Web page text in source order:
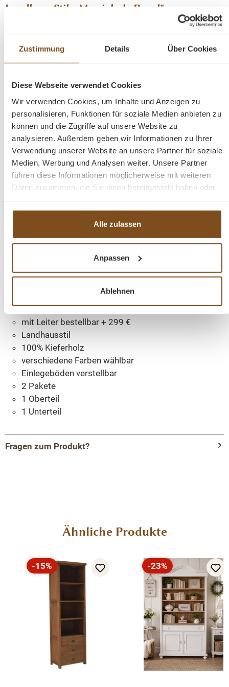
Zustimmung Details Über Cookies
Diese Webseite verwendet Cookies
Wir verwenden Cookies, um Inhalte und Anzeigen zu
personalisieren, Funktionen für soziale Medien anbieten zu
können und die Zugriffe auf unsere Website zu
analysieren. Außerdem geben wir Informationen zu Ihrer
Verwendung unserer Website an unsere Partner für soziale
Medien, Werbung und Analysen weiter. Unsere Partner
führen diese Informationen möglicherweise mit weiteren
Daten zusammen, die Sie ihnen bereitgestellt haben oder
haben.
Alle zulassen
Anpassen
Ablehnen
Landhaus Stil - Massivholz Regal"
Unsere Landhaus Möbel werden aus 100 % massivem
Kiefernholz hergestellt. Ein besonderes Highlight sind
Arbeitsplatte, die sich über kleine Griffe herausziehen
lassen. Neben viel Stauraum im oberen Teil mit viel Platz
für Ideen, dekorative Accessoires und Bücher, bietet der
untere Stauraum mit Türen und Schubladen noch
zusätzliche Ablagemöglichkeiten. Die Beschläge und
Griffe sind aus Metall unterstreichen den stilvollen
Landhaus Stil. Das kann mit oder ohne Regal geliefert
werden. Jedes Möbelstück ist kann duch eine
individuelle Farbkombination und verschiedene
erstrahlen lassen, sondern durch seine Langlebigkeit und
Anblick Sie auf Dauer erfreuen. Sie werden es Ihnen für
die hervorragende Qualität und das beeindruckende
Abmessungen: H: 244 cm, B: 229 cm, T: 51 cm
Massivholz Möbel
mit Leiter bestellbar + 299 €
Landhausstil
100% Kieferholz
verschiedene Farben wählbar
Einlegeböden verstellbar
2 Pakete
1 Oberteil
1 Unterteil
Fragen zum Produkt?
Landhaus Bücher - Regal Massivhholz
Kiefernholz hergestellt. Ein besonderes Highlight sind
die drei schmalen Ausziehregale unter der massiven
Arbeitsplatte, die sich über kleine Griffe herausziehen
lassen. Neben viel Stauraum im oberen Teil mit viel Platz
für Ideen, dekorative Accessoires und Bücher, bietet der
untere Stauraum mit Türen und Schubladen noch
zusätzliche Ablagemöglichkeiten. Die Beschläge und
Griffe sind aus Metall unterstreichen den stilvollen
Landhaus Stil. Das kann mit oder ohne Regal geliefert
werden. Jedes Möbelstück ist kann duch eine
Produktgalerie überspringen
Ähnliche Produkte
Rabatt
-15%
Rabatt
-23%